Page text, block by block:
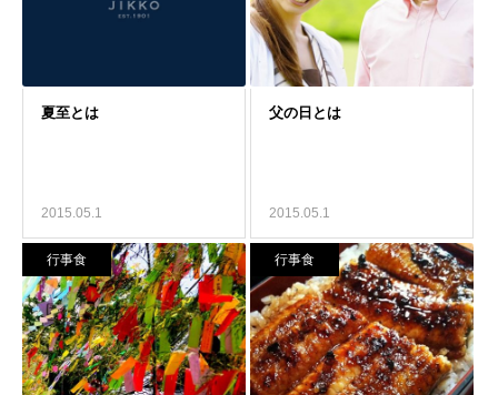
2015.05.1 2015.05.1
行事食 行事食